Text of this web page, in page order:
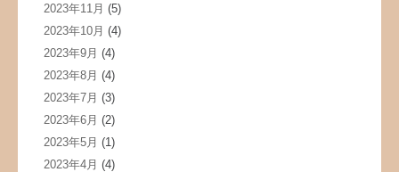
2023年11月 (5)
2023年10月 (4)
2023年9月 (4)
2023年8月 (4)
2023年7月 (3)
2023年6月 (2)
2023年5月 (1)
2023年4月 (4)